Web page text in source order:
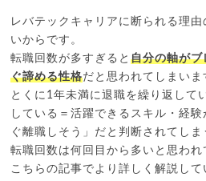
レバテックキャリアに断られる理
いからです。
転職回数が多すぎると自分の軸がブ
ぐ諦める性格だと思われてしまいま
とくに1年未満に退職を繰り返して
している＝活躍できるスキル・経
ぐ離職しそう」だと判断されてしま
転職回数は何回目から多いと思われ
こちらの記事でより詳しく解説し